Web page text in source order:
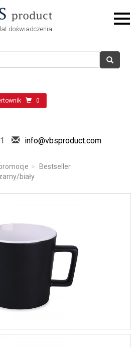
doświadczenia
0
info@vbsproduct.com
Bestseller
biały